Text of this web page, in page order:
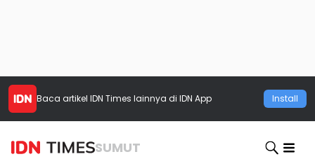
Baca artikel IDN Times lainnya di IDN App Install
SUMUT